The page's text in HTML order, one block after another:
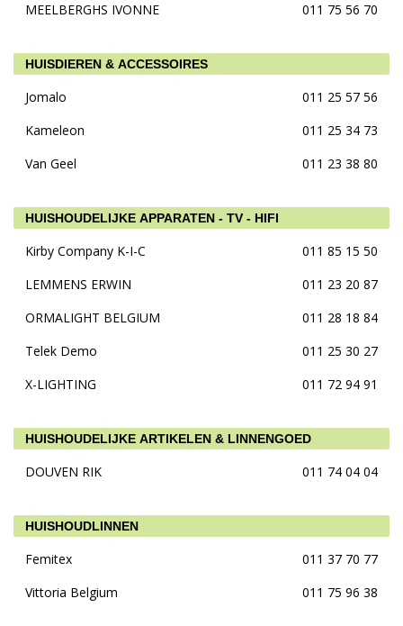
MEELBERGHS IVONNE 011 75 56 70
HUISDIEREN & ACCESSOIRES
Jomalo
011 25 57 56
Kameleon
011 25 34 73
Van Geel
011 23 38 80
HUISHOUDELIJKE APPARATEN - TV - HIFI
Kirby Company K-I-C
011 85 15 50
LEMMENS ERWIN
011 23 20 87
ORMALIGHT BELGIUM
011 28 18 84
Telek Demo
011 25 30 27
X-LIGHTING
011 72 94 91
HUISHOUDELIJKE ARTIKELEN & LINNENGOED
DOUVEN RIK 011 74 04 04
HUISHOUDLINNEN
Femitex
011 37 70 77
Vittoria Belgium
011 75 96 38